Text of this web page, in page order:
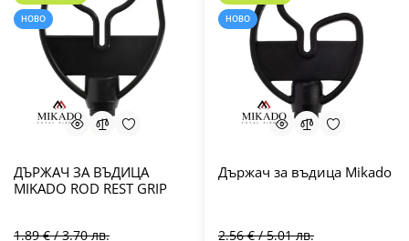
НОВО
ДЪРЖАЧ ЗА ВЪДИЦА
MIKADO ROD REST GRIP
1.89 € / 3.70 лв.
НОВО
Държач за въдица Mikado
2.56 € / 5.01 лв.